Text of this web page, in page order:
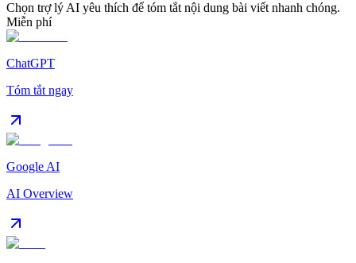
Chọn trợ lý AI yêu thích để tóm tắt nội dung bài viết nhanh chóng.
Miễn phí
ChatGPT
Tóm tắt ngay
Google AI
AI Overview